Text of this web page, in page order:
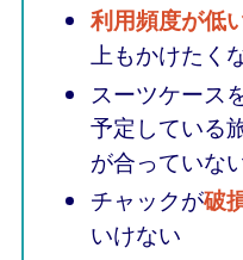
利用頻度が低
上もかけたく
スーツケース
予定している
が合っていな
チャックが破
いけない